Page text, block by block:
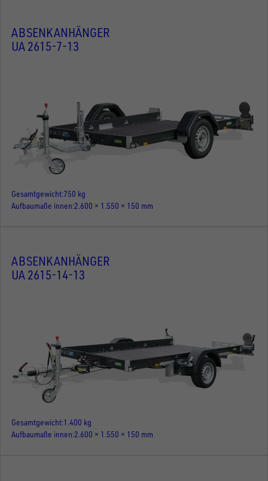
ABSENKANHÄNGER
UA 2615-7-13
Gesamtgewicht 750 kg
Aufbaumaße innen 2.600 × 1.550 × 150 mm
ABSENKANHÄNGER
UA 2615-14-13
Gesamtgewicht 1.400 kg
Aufbaumaße innen 2.600 × 1.550 × 150 mm